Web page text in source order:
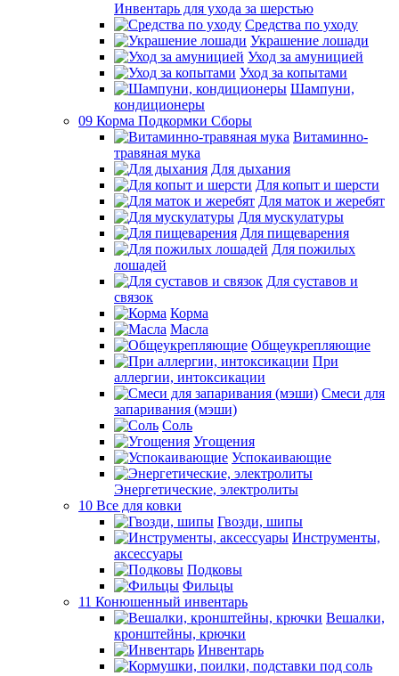
Инвентарь для ухода за шерстью
Средства по уходу
Украшение лошади
Уход за амуницией
Уход за копытами
Шампуни,
кондиционеры
09 Корма Подкормки Сборы
Витаминно-
травяная мука
Для дыхания
Для копыт и шерсти
Для маток и жеребят
Для мускулатуры
Для пищеварения
Для пожилых
лошадей
Для суставов и
связок
Корма
Масла
Общеукрепляющие
При
аллергии, интоксикации
Смеси для
запаривания (мэши)
Соль
Угощения
Успокаивающие
Энергетические, электролиты
10 Все для ковки
Гвозди, шипы
Инструменты,
аксессуары
Подковы
Фильцы
11 Конюшенный инвентарь
Вешалки,
кронштейны, крючки
Инвентарь